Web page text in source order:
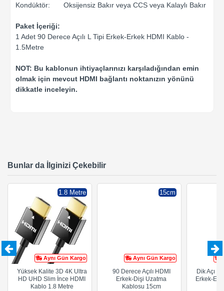
Kondüktör:
Oksijensiz Bakır veya CCS veya Kalaylı Bakır
Paket İçeriği:
1 Adet 90 Derece Açılı L Tipi Erkek-Erkek HDMI Kablo -
1.5Metre
NOT: Bu kablonun ihtiyaçlarınızı karşıladığından emin
olmak için mevcut HDMI bağlantı noktanızın yönünü
dikkatle inceleyin.
Bunlar da İlginizi Çekebilir
Aynı Gün Kargo
1.8 Metre
Yüksek Kalite 3D 4K Ultra
HD UHD Slim İnce HDMI
Kablo 1.8 Metre
Aynı Gün Kargo
15cm
90 Derece Açılı HDMI
Erkek-Dişi Uzatma
Kablosu 15cm
Dik Açı
Erkek-